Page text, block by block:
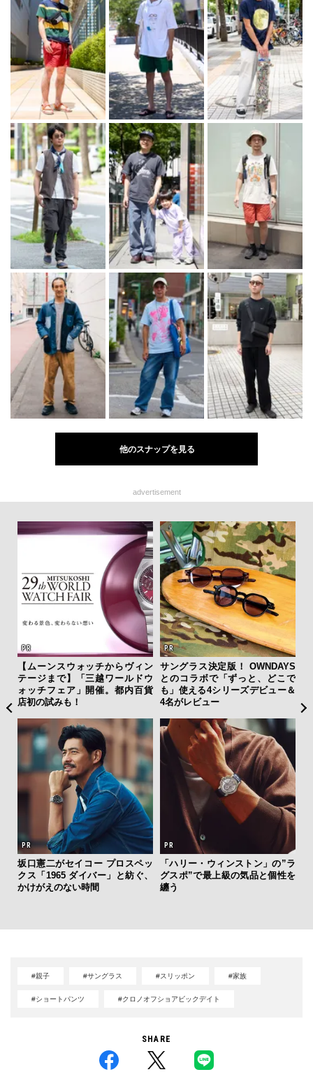
他のスナップを見る
advertisement
【ムーンスウォッチからヴィン
テージまで】「三越ワールドウ
ォッチフェア」開催。都内百貨
店初の試みも！
サングラス決定版！ OWNDAYS
とのコラボで「ずっと、どこで
も」使える4シリーズデビュー＆
4名がレビュー
坂口憲二がセイコー プロスペッ
クス「1965 ダイバー」と紡ぐ、
かけがえのない時間
「ハリー・ウィンストン」の”ラ
グスポ”で最上級の気品と個性を
纏う
#親子 #サングラス #スリッポン #家族
#ショートパンツ #クロノオフショアビックデイト
SHARE